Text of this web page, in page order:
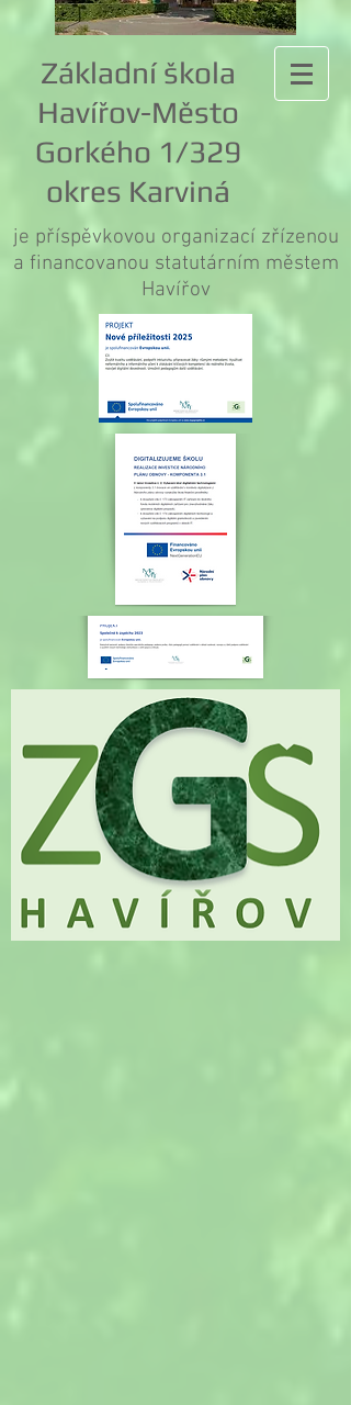
Základní škola
Havířov-Město
Gorkého 1/329
okres Karviná
je příspěvkovou organizací zřízenou
a financovanou statutárním městem
Havířov